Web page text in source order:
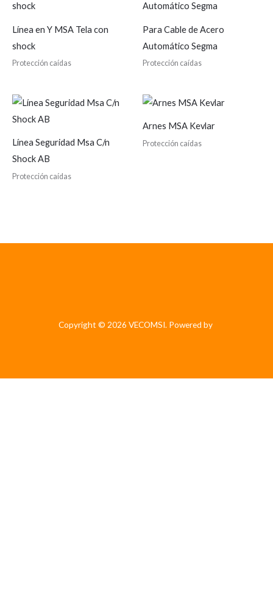
Línea en Y MSA Tela con
shock
Protección caídas
Para Cable de Acero
Automático Segma
Protección caídas
Línea Seguridad Msa C/n
Shock AB
Protección caídas
Arnes MSA Kevlar
Protección caídas
Copyright © 2026 VECOMSI. Powered by